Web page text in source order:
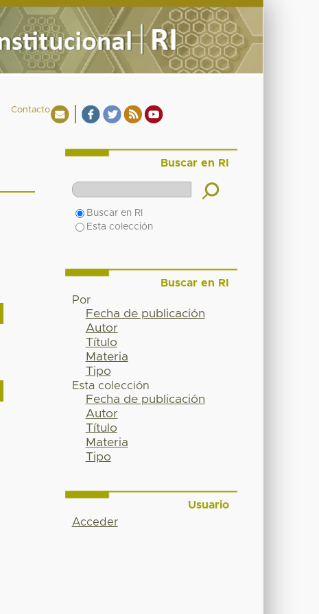
Contacto
Buscar en RI
Buscar en RI
Esta colección
Buscar en RI
Por
Fecha de publicación
Autor
Título
Materia
Tipo
Esta colección
Fecha de publicación
Autor
Título
Materia
Tipo
Usuario
Acceder